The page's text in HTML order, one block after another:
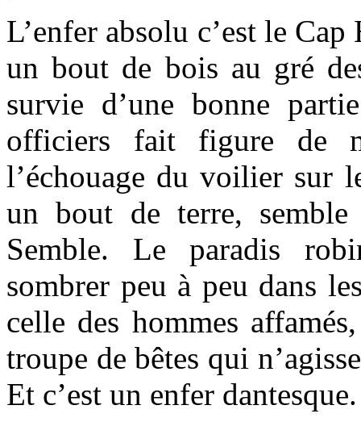
L’enfer absolu c’est le
un bout de bois au gré
survie d’une bonne
officiers fait figure de
l’échouage du voilier sur
un bout de terre, semble
Semble. Le paradis
sombrer peu à peu dans
celle des hommes
troupe de bêtes qui
Et c’est un enfer dantesque.